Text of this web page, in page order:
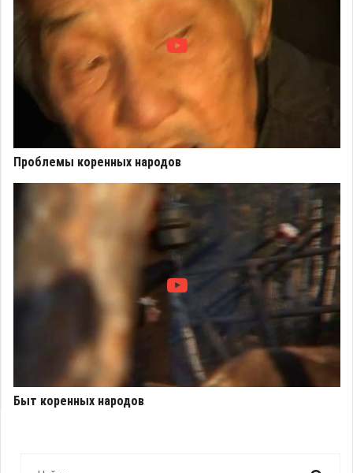
Проблемы коренных народов
Быт коренных народов